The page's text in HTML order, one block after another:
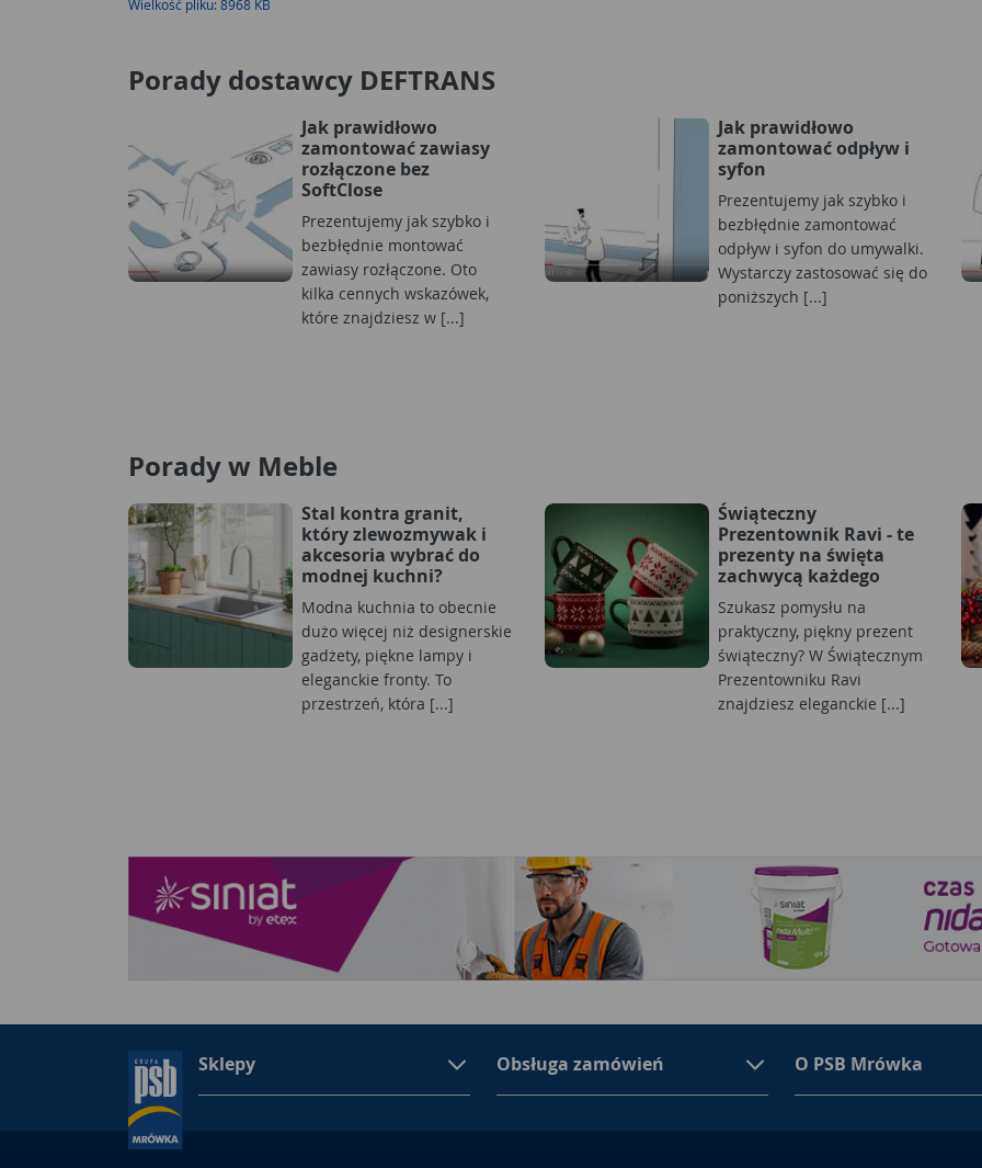
Wielkość pliku: 8968 KB
Porady dostawcy DEFTRANS
Jak prawidłowo
zamontować zawiasy
rozłączone bez
SoftClose
Prezentujemy jak szybko i
bezbłędnie montować
zawiasy rozłączone. Oto
kilka cennych wskazówek,
które znajdziesz w [...]
Jak prawidłowo
zamontować odpływ i
syfon
Prezentujemy jak szybko i
bezbłędnie zamontować
odpływ i syfon do umywalki.
Wystarczy zastosować się do
poniższych [...]
Porady w Meble
Stal kontra granit,
który zlewozmywak i
akcesoria wybrać do
modnej kuchni?
Modna kuchnia to obecnie
dużo więcej niż designerskie
gadżety, piękne lampy i
eleganckie fronty. To
przestrzeń, która [...]
Świąteczny
Prezentownik Ravi - te
prezenty na święta
zachwycą każdego
Szukasz pomysłu na
praktyczny, piękny prezent
świąteczny? W Świątecznym
Prezentowniku Ravi
znajdziesz eleganckie [...]
Sklepy Obsługa zamówień O PSB Mrówka